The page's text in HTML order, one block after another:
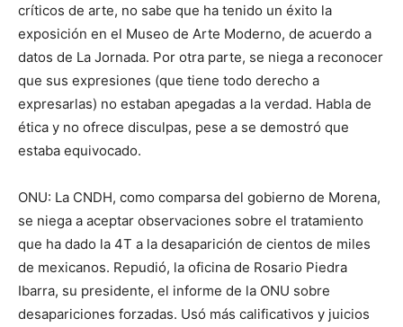
críticos de arte, no sabe que ha tenido un éxito la
exposición en el Museo de Arte Moderno, de acuerdo a
datos de La Jornada. Por otra parte, se niega a reconocer
que sus expresiones (que tiene todo derecho a
expresarlas) no estaban apegadas a la verdad. Habla de
ética y no ofrece disculpas, pese a se demostró que
estaba equivocado.
ONU: La CNDH, como comparsa del gobierno de Morena,
se niega a aceptar observaciones sobre el tratamiento
que ha dado la 4T a la desaparición de cientos de miles
de mexicanos. Repudió, la oficina de Rosario Piedra
Ibarra, su presidente, el informe de la ONU sobre
desapariciones forzadas. Usó más calificativos y juicios